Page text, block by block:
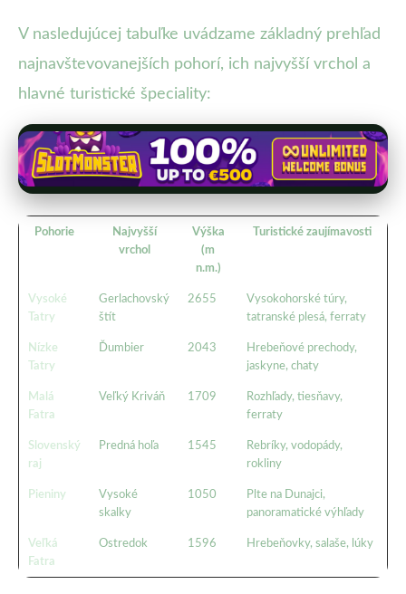
V nasledujúcej tabuľke uvádzame základný prehľad
najnavštevovanejších pohorí, ich najvyšší vrchol a
hlavné turistické špeciality:
Pohorie
Najvyšší
vrchol
Výška
(m
n.m.)
Turistické zaujímavosti
Vysoké
Tatry
Gerlachovský
štít
2655
Vysokohorské túry,
tatranské plesá, ferraty
Nízke
Tatry
Ďumbier 2043
Hrebeňové prechody,
jaskyne, chaty
Malá
Fatra
Veľký Kriváň 1709
Rozhľady, tiesňavy,
ferraty
Slovenský
raj
Predná hoľa 1545
Rebríky, vodopády,
rokliny
Pieniny
Vysoké
skalky
1050
Plte na Dunajci,
panoramatické výhľady
Veľká
Fatra
Ostredok 1596 Hrebeňovky, salaše, lúky